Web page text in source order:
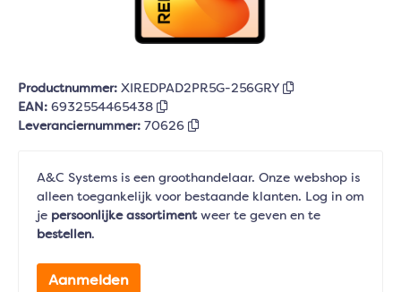
Productnummer: XIREDPAD2PR5G-256GRY
EAN: 6932554465438
Leveranciernummer: 70626
A&C Systems is een groothandelaar. Onze webshop is
alleen toegankelijk voor bestaande klanten. Log in om
je persoonlijke assortimentweer te geven en te
bestellen.
Aanmelden